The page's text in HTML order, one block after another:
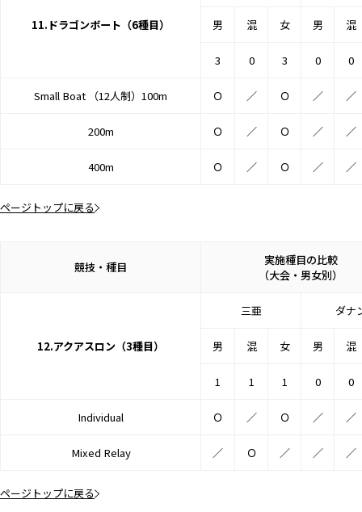
11.ドラゴンボート（6種目） 男 混 女 男 混
3 0 3 0 0
Small Boat （12人制）100m Ｏ ／ Ｏ ／ ／
200m Ｏ ／ Ｏ ／ ／
400m Ｏ ／ Ｏ ／ ／
ページトップに戻る
競技・種目
実施種目の比較
（大会・男女別）
12.アクアスロン（3種目）
三亜 ダナ
男 混 女 男 混
1 1 1 0 0
Individual Ｏ ／ Ｏ ／ ／
Mixed Relay ／ Ｏ ／ ／ ／
ページトップに戻る